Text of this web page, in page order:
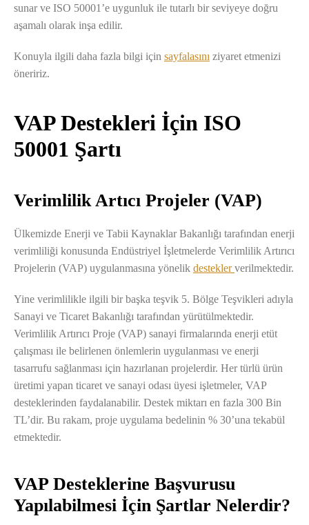
sunar ve ISO 50001’e uygunluk ile tutarlı bir seviyeye doğru
aşamalı olarak inşa edilir.
Konuyla ilgili daha fazla bilgi için sayfalasını ziyaret etmenizi
öneririz.
VAP Destekleri İçin ISO
50001 Şartı
Verimlilik Artıcı Projeler (VAP)
Ülkemizde Enerji ve Tabii Kaynaklar Bakanlığı tarafından enerji
verimliliği konusunda Endüstriyel İşletmelerde Verimlilik Artırıcı
Projelerin (VAP) uygulanmasına yönelik desteklerverilmektedir.
Yine verimlilikle ilgili bir başka teşvik 5. Bölge Teşvikleri adıyla
Sanayi ve Ticaret Bakanlığı tarafından yürütülmektedir.
Verimlilik Artırıcı Proje (VAP) sanayi firmalarında enerji etüt
çalışması ile belirlenen önlemlerin uygulanması ve enerji
tasarrufu sağlanması için hazırlanan projelerdir. Her türlü ürün
üretimi yapan ticaret ve sanayi odası üyesi işletmeler, VAP
desteklerinden faydalanabilir. Destek miktarı en fazla 300 Bin
TL’dir. Bu rakam, proje uygulama bedelinin % 30’una tekabül
etmektedir.
VAP Desteklerine Başvurusu
Yapılabilmesi İçin Şartlar Nelerdir?